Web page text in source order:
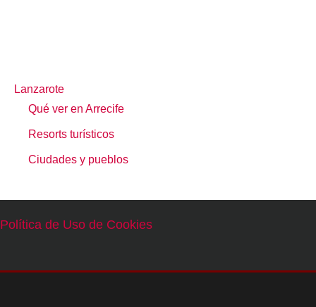
Lanzarote
Qué ver en Arrecife
Resorts turísticos
Ciudades y pueblos
Política de Uso de Cookies